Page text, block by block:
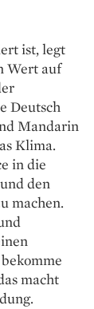
ist, legt
Wert auf
Deutsch
Mandarin
Klima.
in die
den
machen.
macht